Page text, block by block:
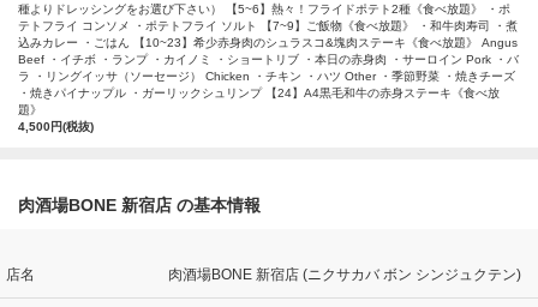
種よりドレッシングをお選び下さい） 【5~6】熱々！フライドポテト2種《食べ放題》 ・ポ
テトフライ コンソメ ・ポテトフライ ソルト 【7~9】ご飯物《食べ放題》 ・和牛肉寿司 ・煮
込みカレー ・ごはん 【10~23】希少赤身肉のシュラスコ&塊肉ステーキ《食べ放題》 Angus
Beef ・イチボ ・ランプ ・カイノミ ・ショートリブ ・本日の赤身肉 ・サーロイン Pork ・バ
ラ ・リングイッサ（ソーセージ） Chicken ・チキン ・ハツ Other ・季節野菜 ・焼きチーズ
・焼きパイナップル ・ガーリックシュリンプ 【24】A4黒毛和牛の赤身ステーキ《食べ放
題》
4,500円(税抜)
肉酒場BONE 新宿店 の基本情報
店名 肉酒場BONE 新宿店 (ニクサカバ ボン シンジュクテン)